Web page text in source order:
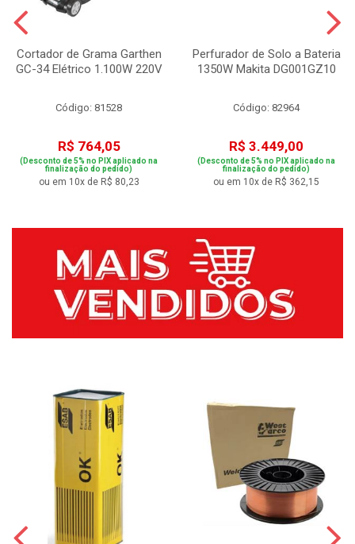
Cortador de Grama Garthen
GC-34 Elétrico 1.100W 220V
Código: 81528
R$ 764,05
(Desconto de 5% no PIX aplicado na
finalização do pedido)
ou em 10x de R$ 80,23
Perfurador de Solo a Bateria
1350W Makita DG001GZ10
Código: 82964
R$ 3.449,00
(Desconto de 5% no PIX aplicado na
finalização do pedido)
ou em 10x de R$ 362,15